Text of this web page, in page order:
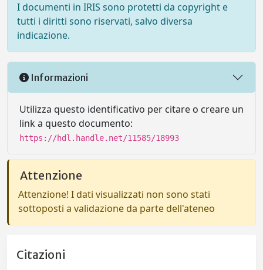
I documenti in IRIS sono protetti da copyright e
tutti i diritti sono riservati, salvo diversa
indicazione.
Informazioni
Utilizza questo identificativo per citare o creare un
link a questo documento:
https://hdl.handle.net/11585/18993
Attenzione
Attenzione! I dati visualizzati non sono stati
sottoposti a validazione da parte dell'ateneo
Citazioni